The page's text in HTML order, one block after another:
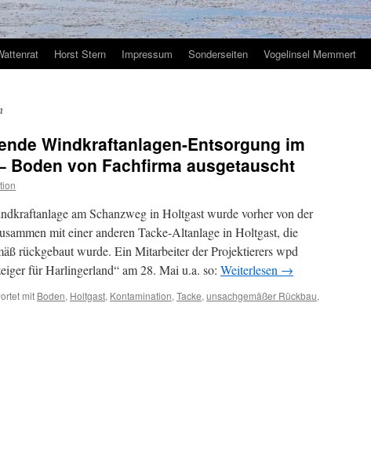
Horst Stern Impressum Sonderseiten Vogelinsel Memmert
Windkraftanlagen-Entsorgung im
Boden von Fachfirma ausgetauscht
am Schanzweg in Holtgast wurde vorher von der
mit einer anderen Tacke-Altanlage in Holtgast, die
rückgebaut wurde. Ein Mitarbeiter der Projektierers wpd
für Harlingerland“ am 28. Mai u.a. so: Weiterlesen →
mit Boden, Holtgast, Kontamination, Tacke, unsachgemäßer Rückbau,